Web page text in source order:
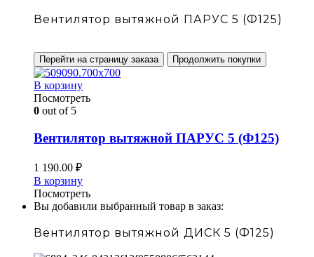
Вентилятор вытяжной ПАРУС 5 (Ф125)
Перейти на страницу заказа Продолжить покупки
В корзину
Посмотреть
0 out of 5
Вентилятор вытяжной ПАРУС 5 (Ф125)
1 190.00 ₽
В корзину
Посмотреть
Вы добавили выбранный товар в заказ:
Вентилятор вытяжной ДИСК 5 (Ф125)